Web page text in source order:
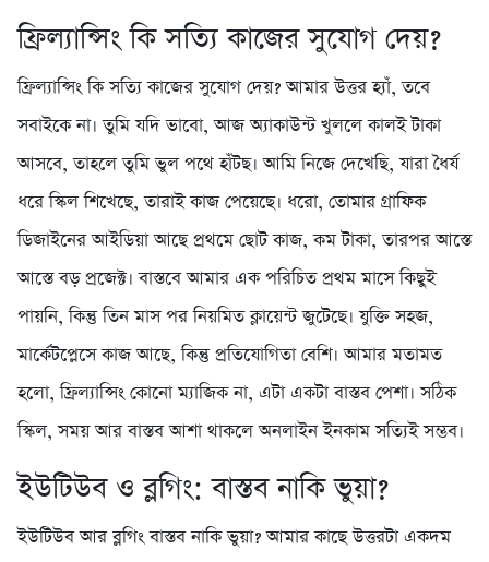
ফ্রিল্যান্সিং কি সত্যি কাজের সুযোগ দেয়?
ফ্রিল্যান্সিং কি সত্যি কাজের সুযোগ দেয়? আমার উত্তর হ্যাঁ, তবে
সবাইকে না। তুমি যদি ভাবো, আজ অ্যাকাউন্ট খুললে কালই টাকা
আসবে, তাহলে তুমি ভুল পথে হাঁটছ। আমি নিজে দেখেছি, যারা ধৈর্য
ধরে স্কিল শিখেছে, তারাই কাজ পেয়েছে। ধরো, তোমার গ্রাফিক
ডিজাইনের আইডিয়া আছে প্রথমে ছোট কাজ, কম টাকা, তারপর আস্তে
আস্তে বড় প্রজেক্ট। বাস্তবে আমার এক পরিচিত প্রথম মাসে কিছুই
পায়নি, কিন্তু তিন মাস পর নিয়মিত ক্লায়েন্ট জুটেছে। যুক্তি সহজ,
মার্কেটপ্লেসে কাজ আছে, কিন্তু প্রতিযোগিতা বেশি। আমার মতামত
হলো, ফ্রিল্যান্সিং কোনো ম্যাজিক না, এটা একটা বাস্তব পেশা। সঠিক
স্কিল, সময় আর বাস্তব আশা থাকলে অনলাইন ইনকাম সত্যিই সম্ভব।
ইউটিউব ও ব্লগিং: বাস্তব নাকি ভুয়া?
ইউটিউব আর ব্লগিং বাস্তব নাকি ভুয়া? আমার কাছে উত্তরটা একদম